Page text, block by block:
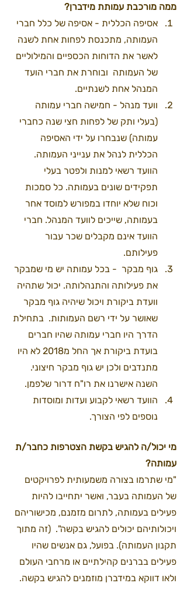
ממה מורכבת עמותת מידברן?
אסיפה הכללית - אסיפה של כלל חברי
העמותה, מתכנסת לפחות אחת לשנה
לאשר את הדוחות הכספיים והמילוליים
של העמותה  ובוחרת את חברי הועד
המנהל אחת לשנתיים.
וועד מנהל - חמישה חברי עמותה
(בעלי ותק של לפחות חצי שנה כחברי
עמותה) שנבחרו על ידי האסיפה
הכללית לנהל את ענייני העמותה.
הוועד רשאי למנות ולפטר בעלי
תפקידים שונים בעמותה. כל סמכות
וכוח שלא יוחדו במפורש למוסד אחר
בעמותה, שייכים לוועד המנהל. חברי
הוועד אינם מקבלים שכר עבור
פעילותם.
גוף מבקר  - בכל עמותה יש מי שמבקר
את פעילותה והתנהלותה. יכול שתהיה
וועדת ביקורת ויכול שיהיה גוף מבקר
שאושר על ידי רשם העמותות.  בתחילת
הדרך היו חברי עמותה שהיו חברים
בועדת ביקורת אך החל מ2018 לא היו
מתנדבים ולכן יש גוף מבקר חיצוני.
השנה אישרנו את רו"ח דרור שלפמן.
הוועד רשאי לקבוע ועדות ומוסדות
נוספים לפי הצורך.
מי יכול/ה להגיש בקשת הצטרפות כחבר/ת
עמותה?
"מי שתרמו בצורה משמעותית לפרויקטים
של העמותה בעבר, ואשר יתחייבו להיות
פעילים בעמותה, לתרום מזמנם, מכישוריהם
ויכולותיהם יכולים להגיש בקשה".  (זה מתוך
תקנון העמותה). בפועל, גם אנשים שהיו
פעילים בברנים קהילתיים או מרחבי העולם
ולאו דווקא במידברן מוזמנים להגיש בקשה.